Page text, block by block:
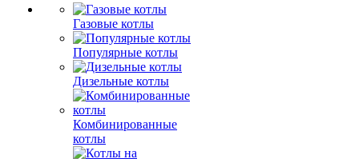
Газовые котлы
Популярные котлы
Дизельные котлы
Комбинированные
котлы